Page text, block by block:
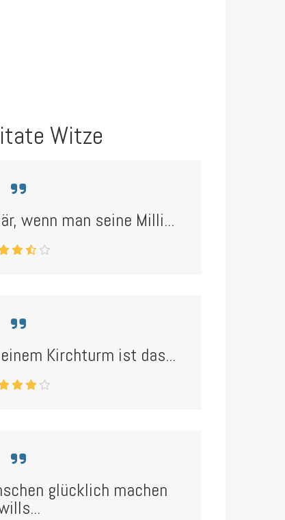
Witze
wenn man seine Milli...
Kirchturm ist das...
glücklich machen